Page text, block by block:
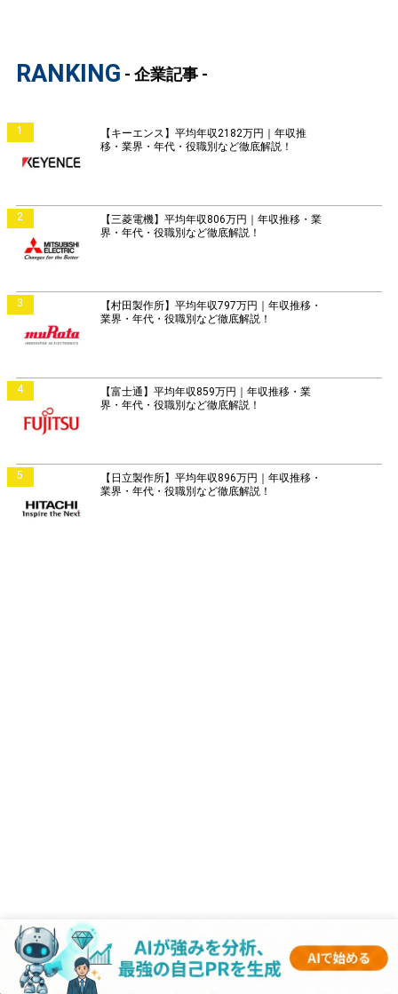
RANKING - 企業記事 -
1
【キーエンス】平均年収2182万円｜年収推
移・業界・年代・役職別など徹底解説！
2
【三菱電機】平均年収806万円｜年収推移・業
界・年代・役職別など徹底解説！
3
【村田製作所】平均年収797万円｜年収推移・
業界・年代・役職別など徹底解説！
4
【富士通】平均年収859万円｜年収推移・業
界・年代・役職別など徹底解説！
5
【日立製作所】平均年収896万円｜年収推移・
業界・年代・役職別など徹底解説！